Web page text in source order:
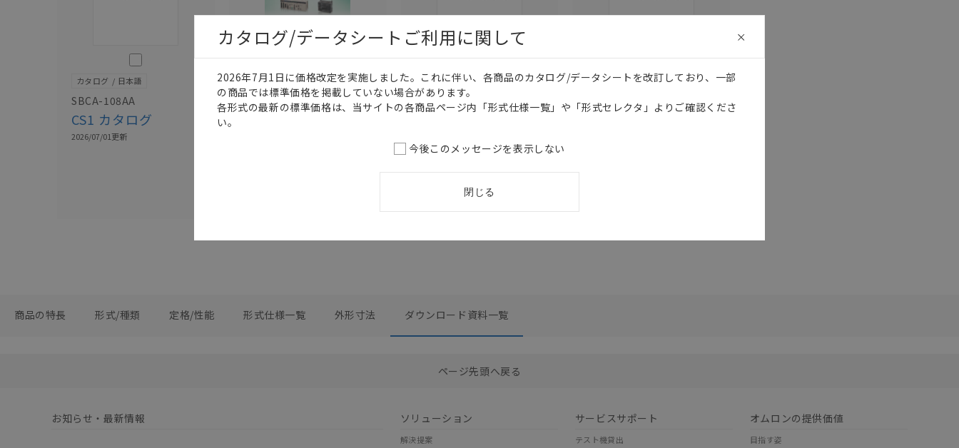
このカタログを選択
カタログ 日本語
SBCA-108AA
CS1 カタログ
2026/07/01更新
このカタログを選択
カタログ 日本語
SBCA-101A
このカタログを選択
カタログ 日本語
CS1G, CS1H
2026/07/01更新
このカタログを選択
カタログ 日本語
SBCA-027AA
0 選択したファイルを一括ダウンロード
商品の特長 形式/種類 定格/性能 形式仕様一覧 外形寸法 ダウンロード資料一覧
ページ先頭へ戻る
お知らせ・最新情報 ソリューション
解決提案
サービスサポート
テスト機貸出
オムロンの提供価値
目指す姿
カタログ/データシートご利用に関して
2026年7月1日に価格改定を実施しました。これに伴い、各商品のカタログ/データシートを改訂しており、一部
の商品では標準価格を掲載していない場合があります。
各形式の最新の標準価格は、当サイトの各商品ページ内「形式仕様一覧」や「形式セレクタ」よりご確認くださ
い。
今後このメッセージを表示しない
閉じる